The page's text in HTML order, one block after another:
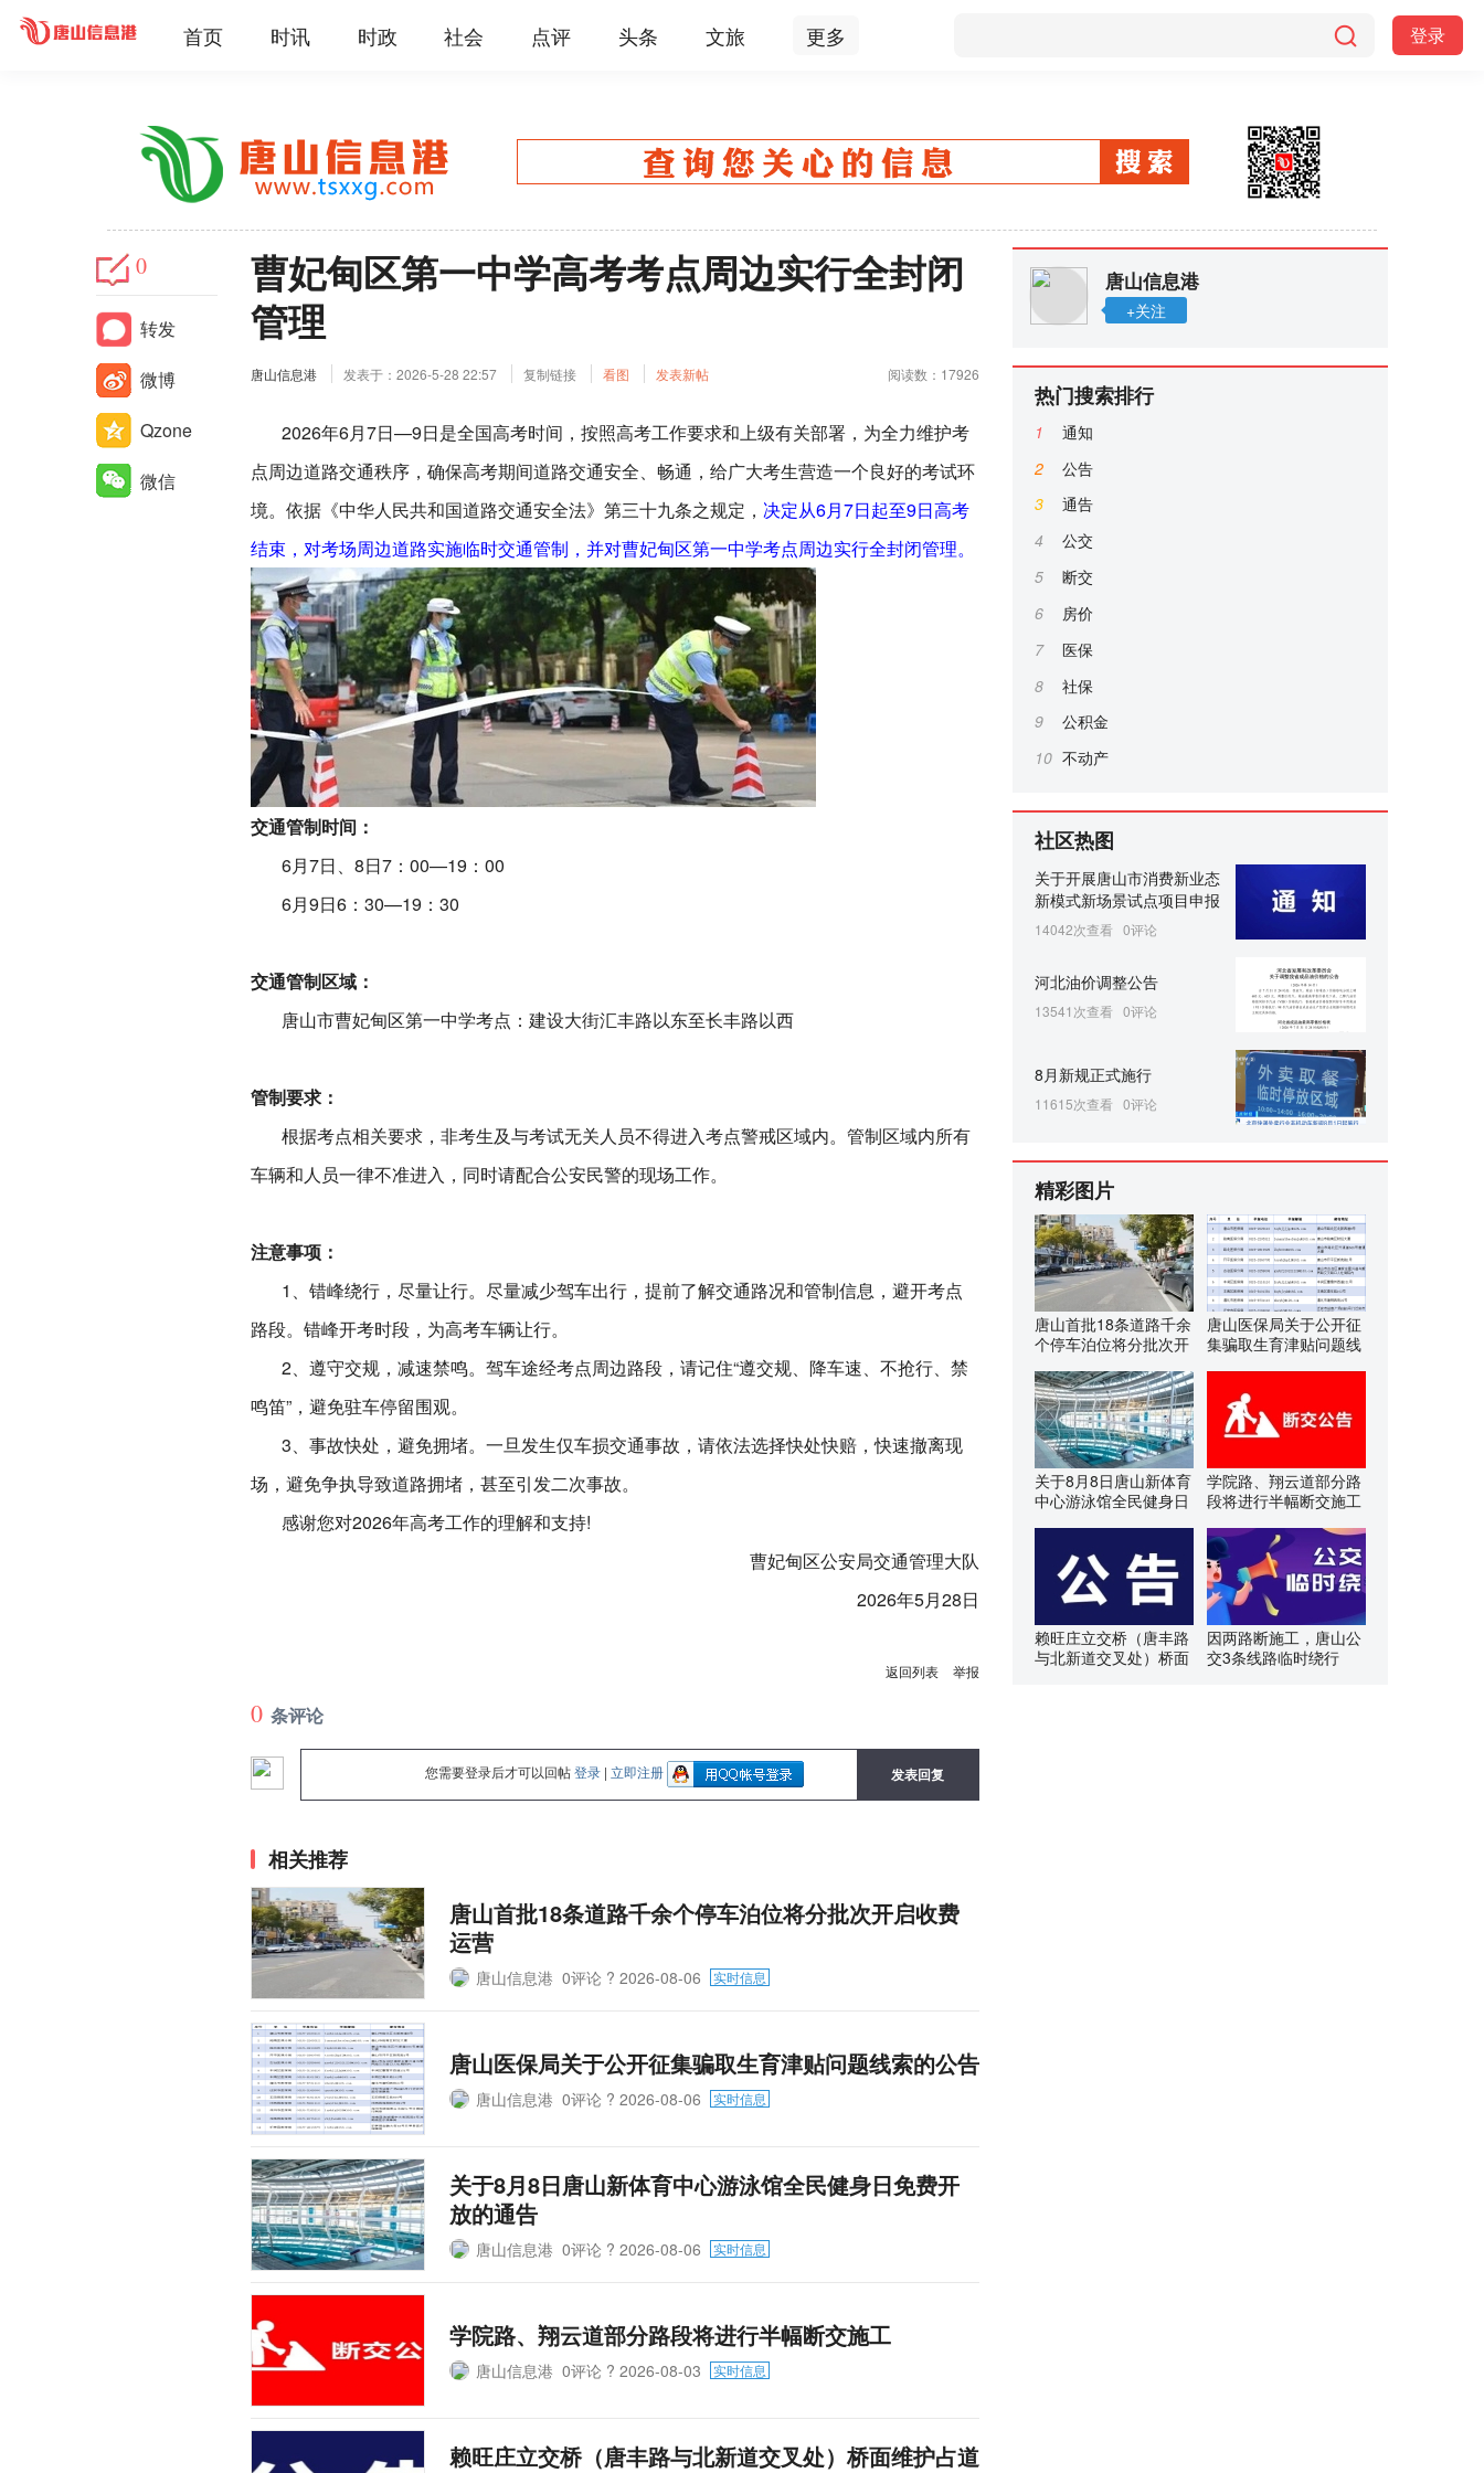
首页 时讯 时政 社会 点评 头条 文旅 更多 登录
0
转发
微博
Qzone
微信
曹妃甸区第一中学高考考点周边实行全封闭
管理
唐山信息港 发表于：2026-5-28 22:57 复制链接 看图 发表新帖 阅读数：17926
2026年6月7日—9日是全国高考时间，按照高考工作要求和上级有关部署，为全力维护考
点周边道路交通秩序，确保高考期间道路交通安全、畅通，给广大考生营造一个良好的考试环
境。依据《中华人民共和国道路交通安全法》第三十九条之规定， 决定从6月7日起至9日高考
结束，对考场周边道路实施临时交通管制，并对曹妃甸区第一中学考点周边实行全封闭管理。
交通管制时间：
6月7日、8日7：00—19：00
6月9日6：30—19：30
交通管制区域：
唐山市曹妃甸区第一中学考点：建设大街汇丰路以东至长丰路以西
管制要求：
根据考点相关要求，非考生及与考试无关人员不得进入考点警戒区域内。管制区域内所有
车辆和人员一律不准进入，同时请配合公安民警的现场工作。
注意事项：
1、错峰绕行，尽量让行。尽量减少驾车出行，提前了解交通路况和管制信息，避开考点
路段。错峰开考时段，为高考车辆让行。
2、遵守交规，减速禁鸣。驾车途经考点周边路段，请记住“遵交规、降车速、不抢行、禁
鸣笛”，避免驻车停留围观。
3、事故快处，避免拥堵。一旦发生仅车损交通事故，请依法选择快处快赔，快速撤离现
场，避免争执导致道路拥堵，甚至引发二次事故。
感谢您对2026年高考工作的理解和支持!
曹妃甸区公安局交通管理大队
2026年5月28日
返回列表 举报
0 条评论
您需要登录后才可以回帖登录 | 立即注册 发表回复
相关推荐
唐山首批18条道路千余个停车泊位将分批次开启收费
运营
唐山信息港 0评论 ? 2026-08-06 实时信息
唐山医保局关于公开征集骗取生育津贴问题线索的公告
唐山信息港 0评论 ? 2026-08-06 实时信息
关于8月8日唐山新体育中心游泳馆全民健身日免费开
放的通告
唐山信息港 0评论 ? 2026-08-06 实时信息
学院路、翔云道部分路段将进行半幅断交施工
唐山信息港 0评论 ? 2026-08-03 实时信息
赖旺庄立交桥（唐丰路与北新道交叉处）桥面维护占道
唐山信息港
+关注
热门搜索排行
1
通知
2
公告
3
通告
4
公交
5
断交
6
房价
7
医保
8
社保
9
公积金
10 不动产
社区热图
关于开展唐山市消费新业态
新模式新场景试点项目申报
14042次查看 0评论
河北油价调整公告
13541次查看 0评论
8月新规正式施行
11615次查看 0评论
精彩图片
唐山首批18条道路千余
个停车泊位将分批次开
唐山医保局关于公开征
集骗取生育津贴问题线
关于8月8日唐山新体育
中心游泳馆全民健身日
学院路、翔云道部分路
段将进行半幅断交施工
赖旺庄立交桥（唐丰路
与北新道交叉处）桥面
因两路断施工，唐山公
交3条线路临时绕行